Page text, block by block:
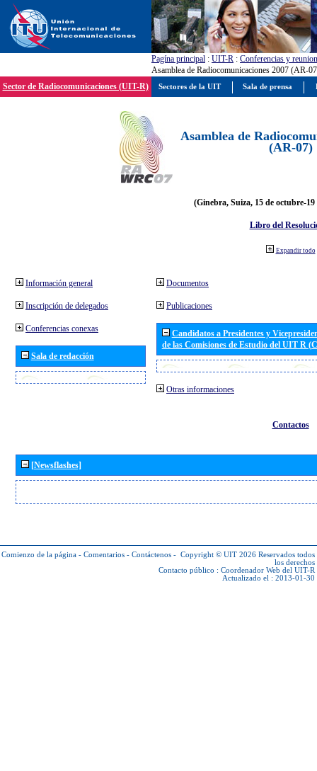
Pagína principal : UIT-R : Conferencias y
Asamblea de Radiocomunicaciones 2007 (AR-
Sector de Radiocomunicaciones (UIT-R)
Asamblea de
(AR-07)
(Ginebra, Suiza, 15 de octubre-19
Libro del
Expandir todo
Información general
Inscripción de delegados
Conferencias conexas
Sala de redacción
Documentos
Publicaciones
Candidatos a Presidentes y
de las Comisiones de Estudio del UIT R
Otras informaciones
Contactos
[Newsflashes]
Comienzo de la página - Comentarios - Contáctenos - Copyright © UIT 2026 Reservados todos
los derechos
Contacto público : Coordenador Web del UIT-R
Actualizado el : 2013-01-30
Sectores de la UIT Sala de prensa